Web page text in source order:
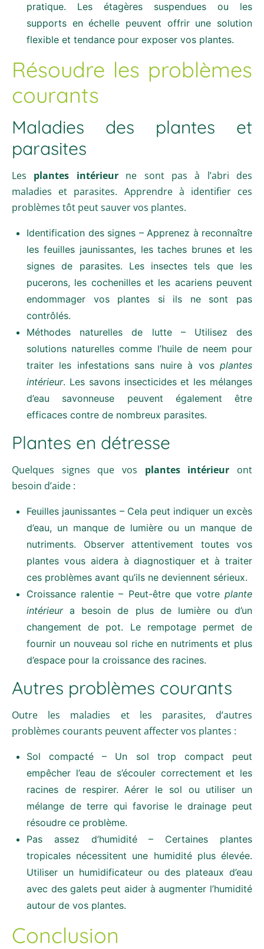
pratique. Les étagères suspendues ou les
supports en échelle peuvent offrir une solution
flexible et tendance pour exposer vos plantes.
Résoudre les problèmes
courants
Maladies des plantes et
parasites
Les plantes intérieurne sont pas à l’abri des
maladies et parasites. Apprendre à identifier ces
problèmes tôt peut sauver vos plantes.
Identification des signes – Apprenez à reconnaître
les feuilles jaunissantes, les taches brunes et les
signes de parasites. Les insectes tels que les
pucerons, les cochenilles et les acariens peuvent
endommager vos plantes si ils ne sont pas
contrôlés.
Méthodes naturelles de lutte – Utilisez des
solutions naturelles comme l’huile de neem pour
traiter les infestations sans nuire à vos plantes
intérieur. Les savons insecticides et les mélanges
d’eau savonneuse peuvent également être
efficaces contre de nombreux parasites.
Plantes en détresse
Quelques signes que vos plantes intérieur ont
besoin d’aide :
Feuilles jaunissantes – Cela peut indiquer un excès
d’eau, un manque de lumière ou un manque de
nutriments. Observer attentivement toutes vos
plantes vous aidera à diagnostiquer et à traiter
ces problèmes avant qu’ils ne deviennent sérieux.
Croissance ralentie – Peut-être que votre plante
intérieura besoin de plus de lumière ou d’un
changement de pot. Le rempotage permet de
fournir un nouveau sol riche en nutriments et plus
d’espace pour la croissance des racines.
Autres problèmes courants
Outre les maladies et les parasites, d’autres
problèmes courants peuvent affecter vos plantes :
Sol compacté – Un sol trop compact peut
empêcher l’eau de s’écouler correctement et les
racines de respirer. Aérer le sol ou utiliser un
mélange de terre qui favorise le drainage peut
résoudre ce problème.
Pas assez d’humidité – Certaines plantes
tropicales nécessitent une humidité plus élevée.
Utiliser un humidificateur ou des plateaux d’eau
avec des galets peut aider à augmenter l’humidité
autour de vos plantes.
Conclusion